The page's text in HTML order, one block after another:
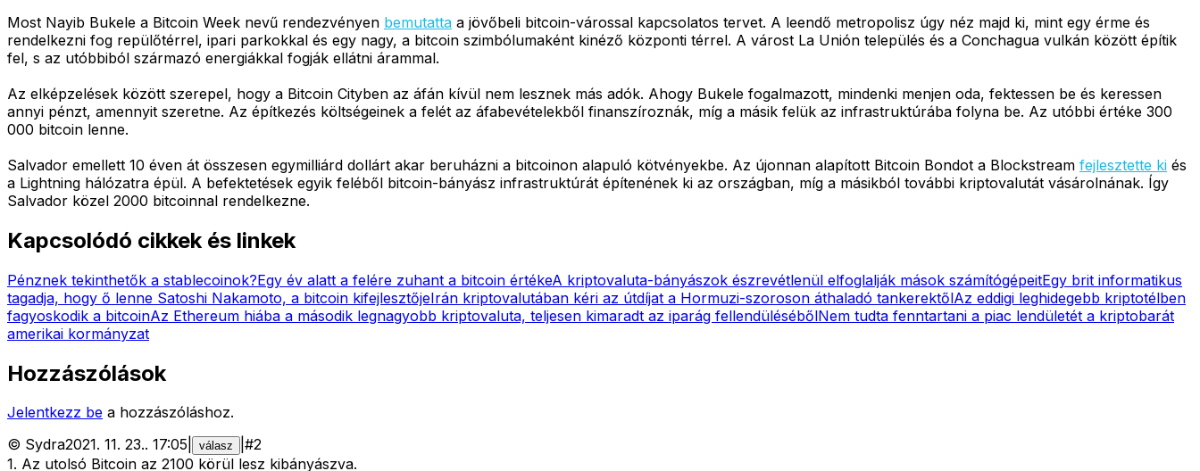
Most Nayib Bukele a Bitcoin Week nevű rendezvényen bemutatta a jövőbeli bitcoin-várossal kapcsolatos tervet. A leendő metropolisz úgy néz majd ki, mint egy érme és
rendelkezni fog repülőtérrel, ipari parkokkal és egy nagy, a bitcoin szimbólumaként kinéző központi térrel. A várost La Unión település és a Conchagua vulkán között építik
fel, s az utóbbiból származó energiákkal fogják ellátni árammal.
Az elképzelések között szerepel, hogy a Bitcoin Cityben az áfán kívül nem lesznek más adók. Ahogy Bukele fogalmazott, mindenki menjen oda, fektessen be és keressen
annyi pénzt, amennyit szeretne. Az építkezés költségeinek a felét az áfabevételekből finanszíroznák, míg a másik felük az infrastruktúrába folyna be. Az utóbbi értéke 300
000 bitcoin lenne.
Salvador emellett 10 éven át összesen egymilliárd dollárt akar beruházni a bitcoinon alapuló kötvényekbe. Az újonnan alapított Bitcoin Bondot a Blockstream fejlesztette ki és
a Lightning hálózatra épül. A befektetések egyik feléből bitcoin-bányász infrastruktúrát építenének ki az országban, míg a másikból további kriptovalutát vásárolnának. Így
Salvador közel 2000 bitcoinnal rendelkezne.
Kapcsolódó cikkek és linkek
Pénznek tekinthetők a stablecoinok?Egy év alatt a felére zuhant a bitcoin értékeA kriptovaluta-bányászok észrevétlenül elfoglalják mások számítógépeitEgy brit informatikus
tagadja, hogy ő lenne Satoshi Nakamoto, a bitcoin kifejlesztőjeIrán kriptovalutában kéri az útdíjat a Hormuzi-szoroson áthaladó tankerektőlAz eddigi leghidegebb kriptotélben
fagyoskodik a bitcoinAz Ethereum hiába a második legnagyobb kriptovaluta, teljesen kimaradt az iparág fellendülésébőlNem tudta fenntartani a piac lendületét a kriptobarát
amerikai kormányzat
Hozzászólások
Jelentkezz be a hozzászóláshoz.
© Sydra2021. 11. 23.. 17:05 válasz #2
1. Az utolsó Bitcoin az 2100 körül lesz kibányászva.